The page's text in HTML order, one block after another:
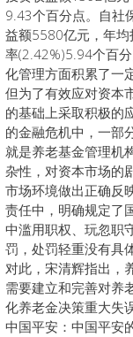
9.43个百分点。自社
益额5580亿元，年
率(2.42%)5.94个百
化管理方面积累了一
但为了有效应对资本
的基础上采取积极的
的金融危机中，一部
就是养老基金管理机
杂性，对资本市场的
市场环境做出正确反
责任中，明确规定了
中滥用职权、玩忽职
罚，处罚轻重没有具
对此，宋清辉指出，
需要建立和完善对养
化养老金决策重大失
中国平安：中国平安